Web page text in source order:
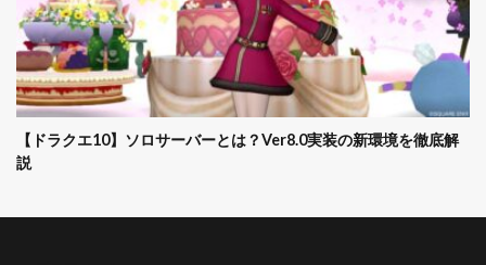
【ドラクエ10】ソロサーバーとは？Ver8.0実装の新環境を徹底解
説